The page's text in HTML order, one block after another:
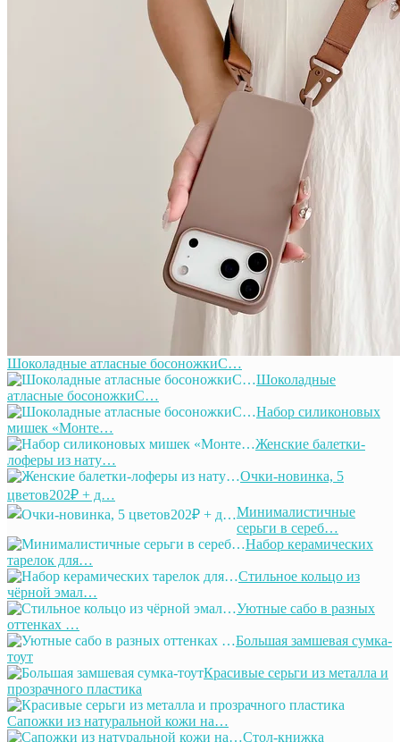
Шоколадные атласные босоножкиС…
Шоколадные
атласные босоножкиС…
Набор силиконовых
мишек «Монте…
Женские балетки-
лоферы из нату…
Очки-новинка, 5
цветов202₽ + д…
Минималистичные
серьги в сереб…
Набор керамических
тарелок для…
Стильное кольцо из
чёрной эмал…
Уютные сабо в разных
оттенках …
Большая замшевая сумка-
тоут
Красивые серьги из металла и
прозрачного пластика
Сапожки из натуральной кожи на…
Стол-книжка